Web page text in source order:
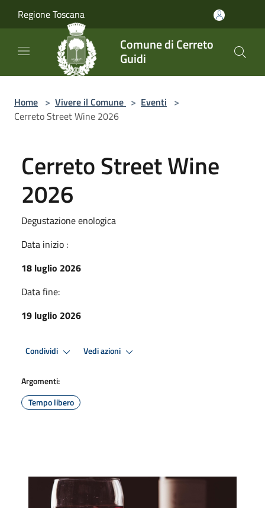
Regione Toscana
Comune di Cerreto
Guidi
Home > Vivere il Comune > Eventi >
Cerreto Street Wine 2026
Cerreto Street Wine
2026
Degustazione enologica
Data inizio :
18 luglio 2026
Data fine:
19 luglio 2026
Condividi Vedi azioni
Argomenti:
Tempo libero